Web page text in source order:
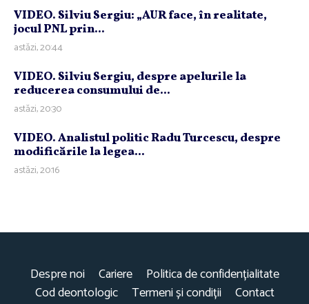
VIDEO. Silviu Sergiu: „AUR face, în realitate,
jocul PNL prin...
astăzi, 20:44
VIDEO. Silviu Sergiu, despre apelurile la
reducerea consumului de...
astăzi, 20:30
VIDEO. Analistul politic Radu Turcescu, despre
modificările la legea...
astăzi, 20:16
Despre noi Cariere
Politica de confidențialitate
Cod deontologic
Termeni și condiții Contact